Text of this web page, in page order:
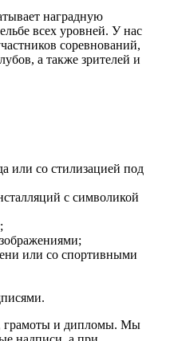
наградную
всех уровней. У нас
соревнований,
а также зрителей и
или со стилизацией под
с символикой
или со спортивными
грамоты и дипломы. Мы